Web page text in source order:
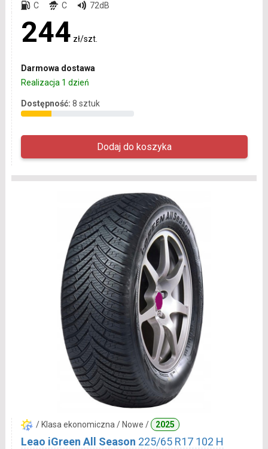
C C 72dB
244 zł/szt.
Darmowa dostawa
Realizacja 1 dzień
Dostępność: 8 sztuk
/ Klasa ekonomiczna / Nowe / 2025
Leao iGreen All Season 225/65 R17 102 H